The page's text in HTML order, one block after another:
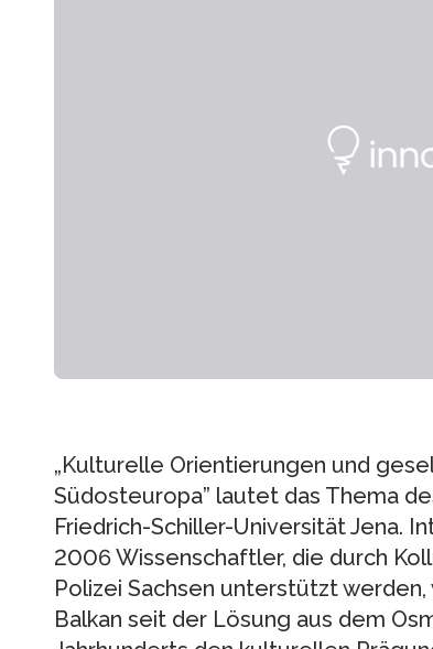
„Kulturelle Orientierungen und
Südosteuropa” lautet das Thema
Friedrich-Schiller-Universität Jena.
2006 Wissenschaftler, die durch
Polizei Sachsen unterstützt
Balkan seit der Lösung aus dem